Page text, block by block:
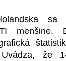
menšine.
že